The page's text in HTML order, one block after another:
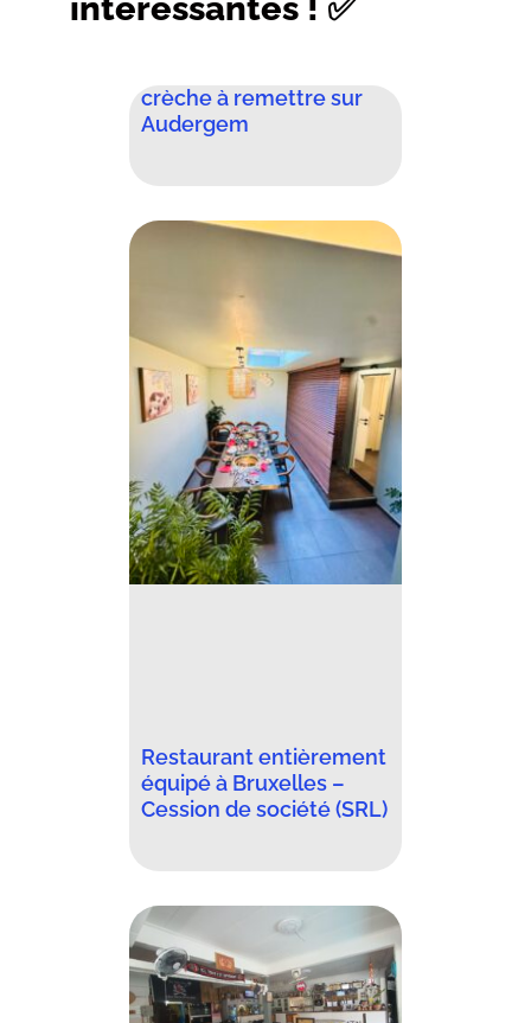
intéressantes ! ✅
crèche à remettre sur
Audergem
Restaurant entièrement
équipé à Bruxelles –
Cession de société (SRL)